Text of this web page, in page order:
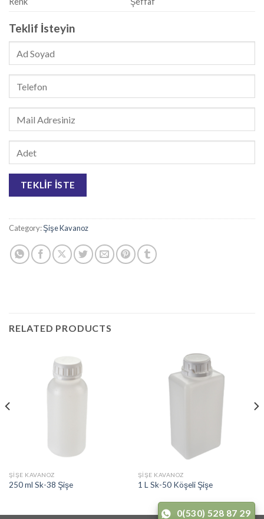
Teklif İsteyin
Category:Şişe Kavanoz
RELATED PRODUCTS
ŞIŞE KAVANOZ
250 ml Sk-38 Şişe
ŞIŞE KAVANOZ
1 L Sk-50 Köşeli Şişe
0(530) 528 87 29